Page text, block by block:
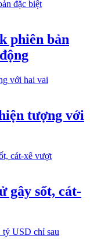
phiên bản
tượng với
gây sốt, cát-